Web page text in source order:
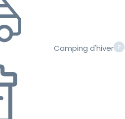
Camping d'hiver